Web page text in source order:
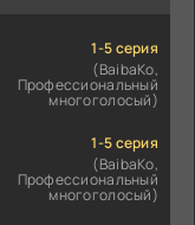
1-5 серия
(BaibaKo,
Профессиональный
многоголосый)
1-5 серия
(BaibaKo,
Профессиональный
многоголосый)